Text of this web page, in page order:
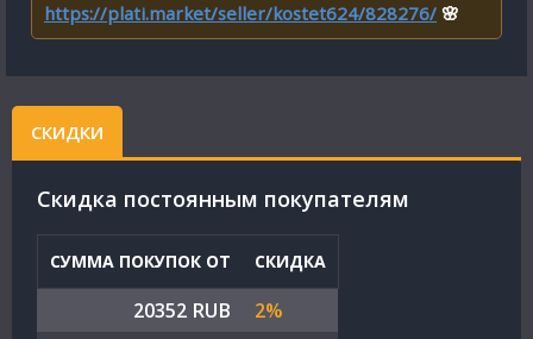
https://plati.market/seller/kostet624/828276/ 🌸
СКИДКИ
Cкидка постоянным покупателям
СУММА ПОКУПОК ОТ СКИДКА
20352 RUB
2%